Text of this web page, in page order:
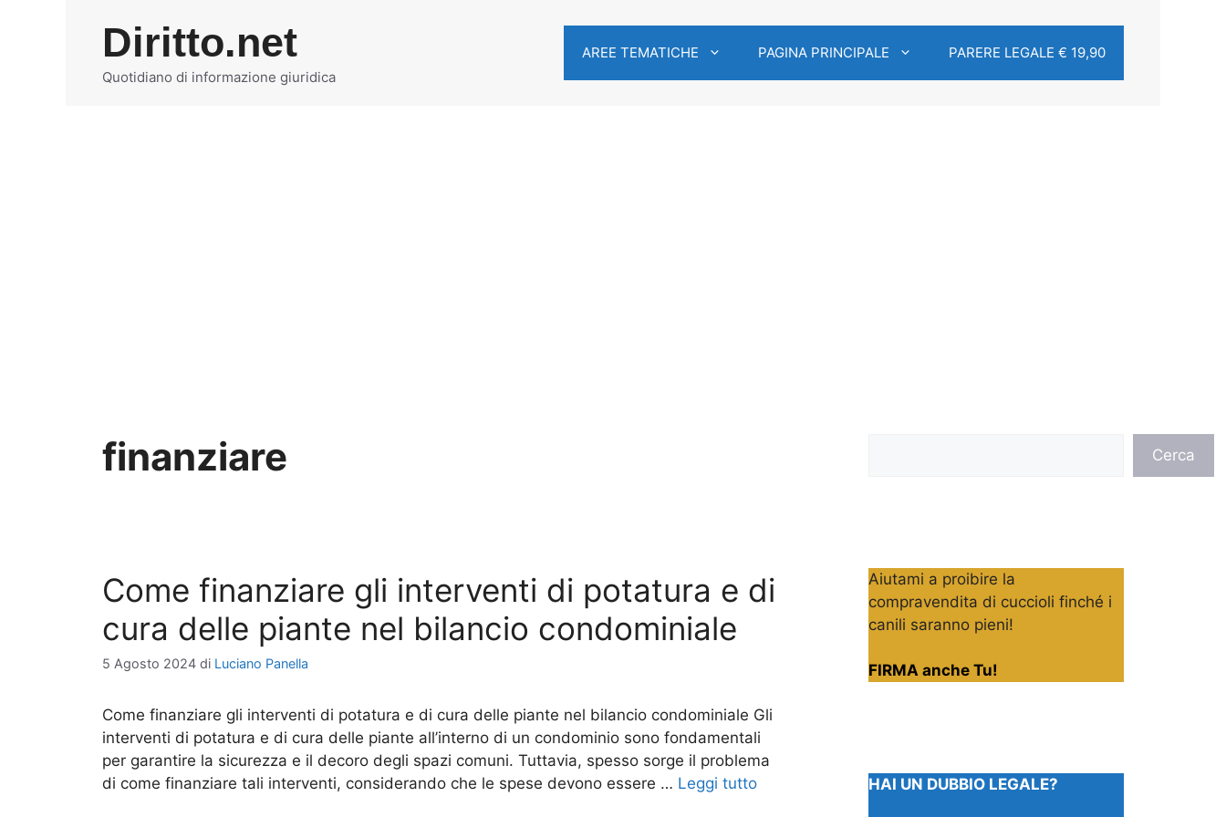
Diritto.net
Quotidiano di informazione giuridica
AREE TEMATICHE PAGINA PRINCIPALE PARERE LEGALE € 19,90
finanziare
Come finanziare gli interventi di potatura e di
cura delle piante nel bilancio condominiale
5 Agosto 2024 di Luciano Panella
Come finanziare gli interventi di potatura e di cura delle piante nel bilancio condominiale Gli
interventi di potatura e di cura delle piante all’interno di un condominio sono fondamentali
per garantire la sicurezza e il decoro degli spazi comuni. Tuttavia, spesso sorge il problema
di come finanziare tali interventi, considerando che le spese devono essere … Leggi tutto
Cerca
Aiutami a proibire la
compravendita di cuccioli finché i
canili saranno pieni!
FIRMA anche Tu!
HAI UN DUBBIO LEGALE?